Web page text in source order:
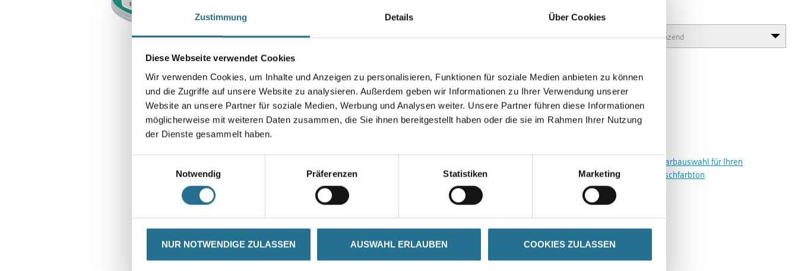
Zustimmung Details Über Cookies
Diese Webseite verwendet Cookies
Wir verwenden Cookies, um Inhalte und Anzeigen zu personalisieren, Funktionen für soziale Medien anbieten zu können
und die Zugriffe auf unsere Website zu analysieren. Außerdem geben wir Informationen zu Ihrer Verwendung unserer
Website an unsere Partner für soziale Medien, Werbung und Analysen weiter. Unsere Partner führen diese Informationen
möglicherweise mit weiteren Daten zusammen, die Sie ihnen bereitgestellt haben oder die sie im Rahmen Ihrer Nutzung
der Dienste gesammelt haben.
Notwendig
Präferenzen Statistiken Marketing
NUR NOTWENDIGE ZULASSEN AUSWAHL ERLAUBEN COOKIES ZULASSEN
Zur Farbauswahl für Ihren
Wunschfarbton